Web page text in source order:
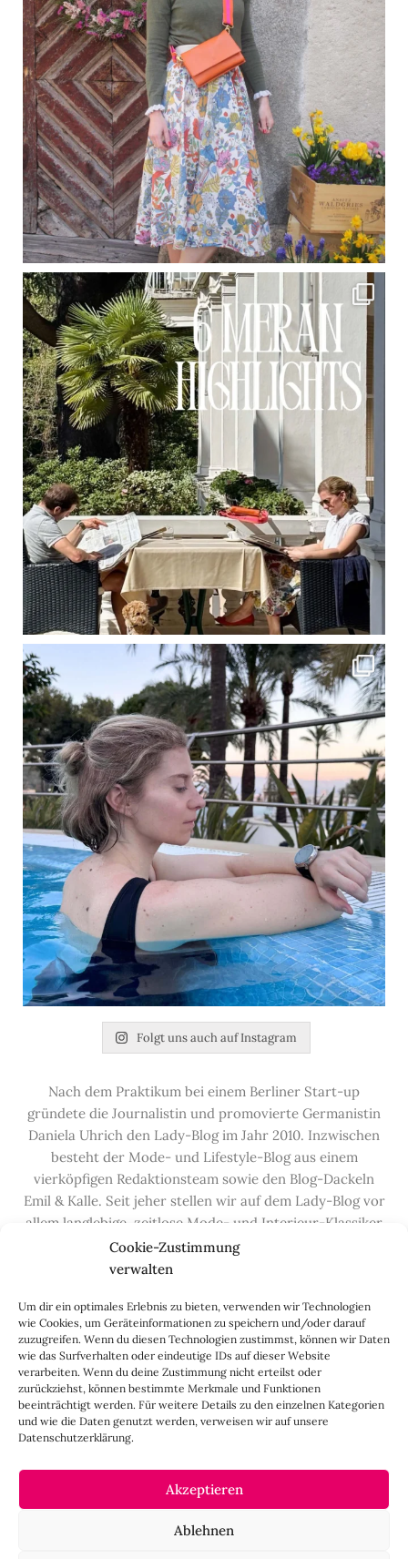
Cookie-Zustimmung
verwalten
Um dir ein optimales Erlebnis zu bieten, verwenden wir Technologien
wie Cookies, um Geräteinformationen zu speichern und/oder darauf
zuzugreifen. Wenn du diesen Technologien zustimmst, können wir Daten
wie das Surfverhalten oder eindeutige IDs auf dieser Website
verarbeiten. Wenn du deine Zustimmung nicht erteilst oder
zurückziehst, können bestimmte Merkmale und Funktionen
beeinträchtigt werden. Für weitere Details zu den einzelnen Kategorien
und wie die Daten genutzt werden, verweisen wir auf unsere
Datenschutzerklärung.
Akzeptieren
Ablehnen
Folgt uns auch auf Instagram
Nach dem Praktikum bei einem Berliner Start-up
gründete die Journalistin und promovierte Germanistin
Daniela Uhrich den Lady-Blog im Jahr 2010. Inzwischen
besteht der Mode- und Lifestyle-Blog aus einem
vierköpfigen Redaktionsteam sowie den Blog-Dackeln
Emil & Kalle. Seit jeher stellen wir auf dem Lady-Blog vor
allem langlebige, zeitlose Mode- und Interieur-Klassiker
vor, die hochwertig verarbeitet und unter guten
Bedingungen hergestellt wurden – gerne „Made in
Handwerksberufe und kleine feine Firmen, denen wir
hier auf dem Blog eine Präsentationsfläche bieten, sowie
alle Dinge, die das Leben ein bisschen schöner machen.
Darüber hinaus legen wir großen Wert auf den
Austausch mit Euch, den Leserinnen – über die
Kommentarfunktion, dieLady-Frage, dieLove-List
auch überInstagram
IMPRESSUM